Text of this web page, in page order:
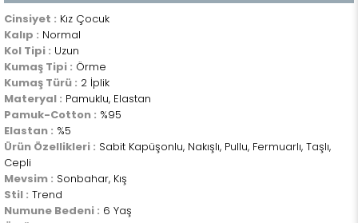
Cinsiyet : Kız Çocuk
Kalıp : Normal
Kol Tipi : Uzun
Kumaş Tipi : Örme
Kumaş Türü : 2 İplik
Materyal : Pamuklu, Elastan
Pamuk-Cotton : %95
Elastan : %5
Ürün Özellikleri : Sabit Kapüşonlu, Nakışlı, Pullu, Fermuarlı, Taşlı,
Cepli
Mevsim : Sonbahar, Kış
Stil : Trend
Numune Bedeni : 6 Yaş